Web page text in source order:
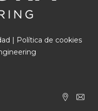
| Política de cookies